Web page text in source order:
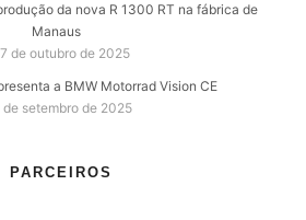
da nova R 1300 RT na fábrica de
Manaus
de outubro de 2025
a BMW Motorrad Vision CE
de setembro de 2025
PARCEIROS